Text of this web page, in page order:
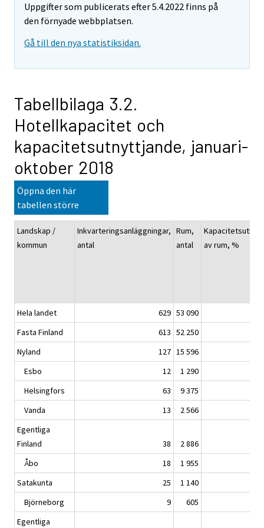
Uppgifter som publicerats efter 5.4.2022 finns på
den förnyade webbplatsen.
Gå till den nya statistiksidan.
Tabellbilaga 3.2.
Hotellkapacitet och
kapacitetsutnyttjande, januari-
oktober 2018
Öppna den här
tabellen större
Landskap /
kommun
Inkvarteringsanläggningar,
antal
Rum,
antal
av rum, %
Hela landet 629 53 090
Fasta Finland
613 52 250
Nyland
127 15 596
Esbo
12
1 290
Helsingfors
63
9 375
Vanda
13
2 566
Egentliga
Finland
38
2 886
Åbo
18
1 955
Satakunta
25
1 140
Björneborg
9
605
Egentliga